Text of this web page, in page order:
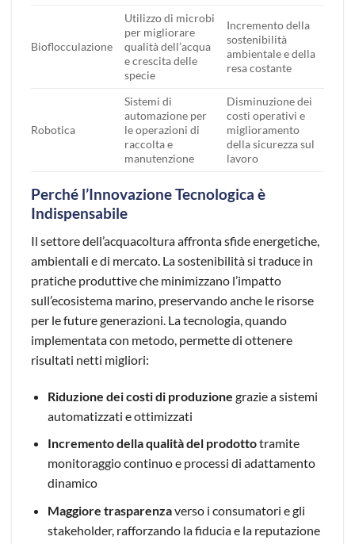
Bioflocculazione
Utilizzo di microbi
per migliorare
qualità dell’acqua
e crescita delle
specie
Incremento della
sostenibilità
ambientale e della
resa costante
Robotica
Sistemi di
automazione per
le operazioni di
raccolta e
manutenzione
Disminuzione dei
costi operativi e
miglioramento
della sicurezza sul
lavoro
Perché l’Innovazione Tecnologica è
Indispensabile
Il settore dell’acquacoltura affronta sfide energetiche,
ambientali e di mercato. La sostenibilità si traduce in
pratiche produttive che minimizzano l’impatto
sull’ecosistema marino, preservando anche le risorse
per le future generazioni. La tecnologia, quando
implementata con metodo, permette di ottenere
risultati netti migliori:
Riduzione dei costi di produzione grazie a sistemi
automatizzati e ottimizzati
Incremento della qualità del prodottotramite
monitoraggio continuo e processi di adattamento
dinamico
Maggiore trasparenzaverso i consumatori e gli
stakeholder, rafforzando la fiducia e la reputazione